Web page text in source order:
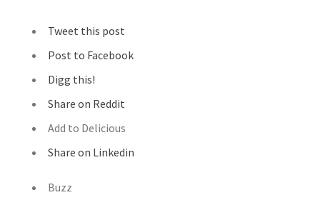
Tweet this post
Post to Facebook
Digg this!
Share on Reddit
Add to Delicious
Share on Linkedin
Buzz